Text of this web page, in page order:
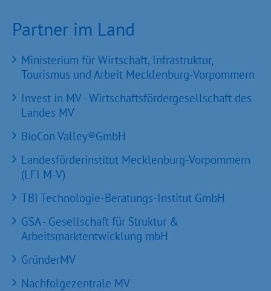
Partner im Land
Ministerium für Wirtschaft, Infrastruktur,
Tourismus und Arbeit Mecklenburg-Vorpommern
Invest in MV - Wirtschaftsfördergesellschaft des
Landes MV
BioCon Valley®GmbH
Landesförderinstitut Mecklenburg-Vorpommern
(LFI M-V)
TBI Technologie-Beratungs-Institut GmbH
GSA - Gesellschaft für Struktur &
Arbeitsmarktentwicklung mbH
GründerMV
Nachfolgezentrale MV